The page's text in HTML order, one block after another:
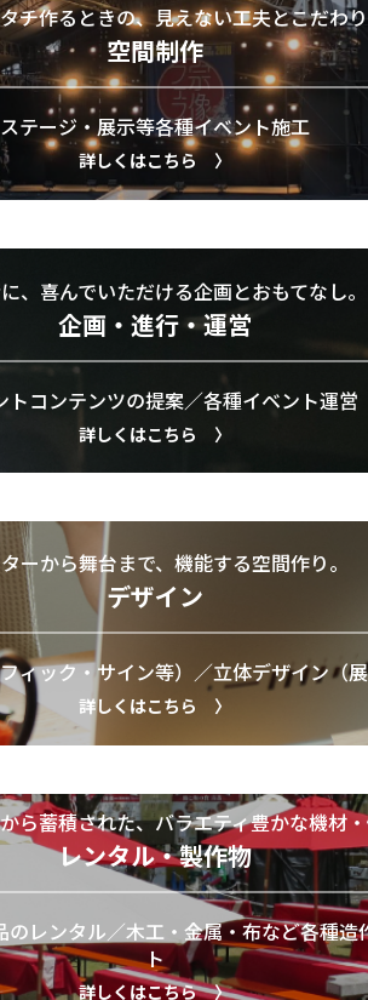
チ作るときの、見えない工夫とこだわ
空間制作
ステージ・展示等各種イベント施工
詳しくはこちら 〉
、喜んでいただける企画とおもてなし。
企画・進行・運営
トコンテンツの提案／各種イベント運営
詳しくはこちら 〉
ーから舞台まで、機能する空間作り。
デザイン
ィック・サイン等）／立体デザイン（展
詳しくはこちら 〉
ら蓄積された、バラエティ豊かな機材
レンタル・製作物
のレンタル／木工・金属・布など各種
ト
詳しくはこちら 〉